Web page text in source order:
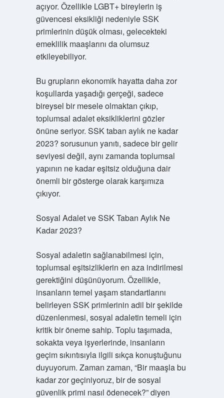
açıyor. Özellikle LGBT+ bireylerin iş
güvencesi eksikliği nedeniyle SSK
primlerinin düşük olması, gelecekteki
emeklilik maaşlarını da olumsuz
etkileyebiliyor.
Bu grupların ekonomik hayatta daha zor
koşullarda yaşadığı gerçeği, sadece
bireysel bir mesele olmaktan çıkıp,
toplumsal adalet eksikliklerini gözler
önüne seriyor. SSK taban aylık ne kadar
2023? sorusunun yanıtı, sadece bir gelir
seviyesi değil, aynı zamanda toplumsal
yapının ne kadar eşitsiz olduğuna dair
önemli bir gösterge olarak karşımıza
çıkıyor.
Sosyal Adalet ve SSK Taban Aylık Ne
Kadar 2023?
Sosyal adaletin sağlanabilmesi için,
toplumsal eşitsizliklerin en aza indirilmesi
gerektiğini düşünüyorum. Özellikle,
insanların temel yaşam standartlarını
belirleyen SSK primlerinin adil bir şekilde
düzenlenmesi, sosyal adaletin temeli için
kritik bir öneme sahip. Toplu taşımada,
sokakta veya işyerlerinde, insanların
geçim sıkıntısıyla ilgili sıkça konuştuğunu
duyuyorum. Zaman zaman, “Bir maaşla bu
kadar zor geçiniyoruz, bir de sosyal
güvenlik primi nasıl ödenecek?” diyen